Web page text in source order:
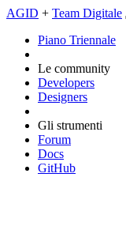
AGID + Team Digitale
Piano Triennale
Le community
Developers
Designers
Gli strumenti
Forum
Docs
GitHub